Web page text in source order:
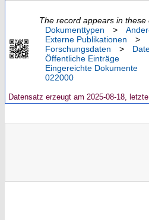
The record appears in these
Dokumenttypen
>
Externe Publikationen
>
Forschungsdaten
>
Öffentliche Einträge
Eingereichte Dokumente
022000
Datensatz erzeugt am 2025-08-18,